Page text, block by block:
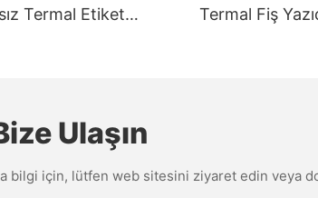
Termal Etiket
Termal Fiş
Ulaşın
için, lütfen web sitesini ziyaret edin veya